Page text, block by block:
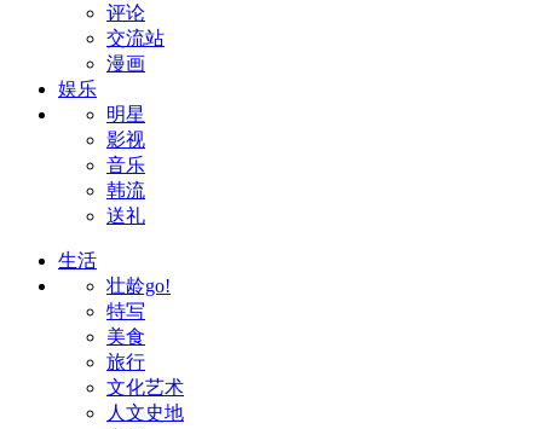
评论
交流站
漫画
娱乐
明星
影视
音乐
韩流
送礼
生活
壮龄go!
特写
美食
旅行
文化艺术
人文史地